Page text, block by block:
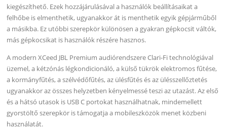
kiegészíthető. Ezek hozzájárulásával a használók beállításaikat a
felhőbe is elmenthetik, ugyanakkor át is menthetik egyik gépjárműből
a másikba. Ez utóbbi szerepkör különösen a gyakran gépkocsit váltók,
más gépkocsikat is használók részére hasznos.
A modern XCeed JBL Premium audiórendszere Clari-Fi technológiával
üzemel, a kétzónás légkondicionáló, a külső tükrök elektromos fűtése,
a kormányfűtés, a szélvédőfűtés, az ülésfűtés és az ülésszellőztetés
ugyanakkor az összes helyzetben kényelmessé teszi az utazást. Az első
és a hátsó utasok is USB C portokat használhatnak, mindemellett
gyorstöltő szerepkör is támogatja a mobileszközök menet közbeni
használatát.